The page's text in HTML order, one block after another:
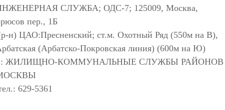
СЛУЖБА; ОДС-7; 125009, Москва,
пер., 1Б
н) ЦАО:Пресненский; ст.м. Охотный Ряд (550м на В),
(Арбатско-Покровская линия) (600м на Ю)
ЖИЛИЩНО-КОММУНАЛЬНЫЕ СЛУЖБЫ РАЙОНОВ
629-5361